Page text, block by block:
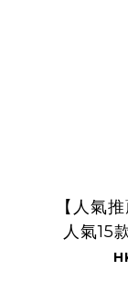
【人氣
人氣15